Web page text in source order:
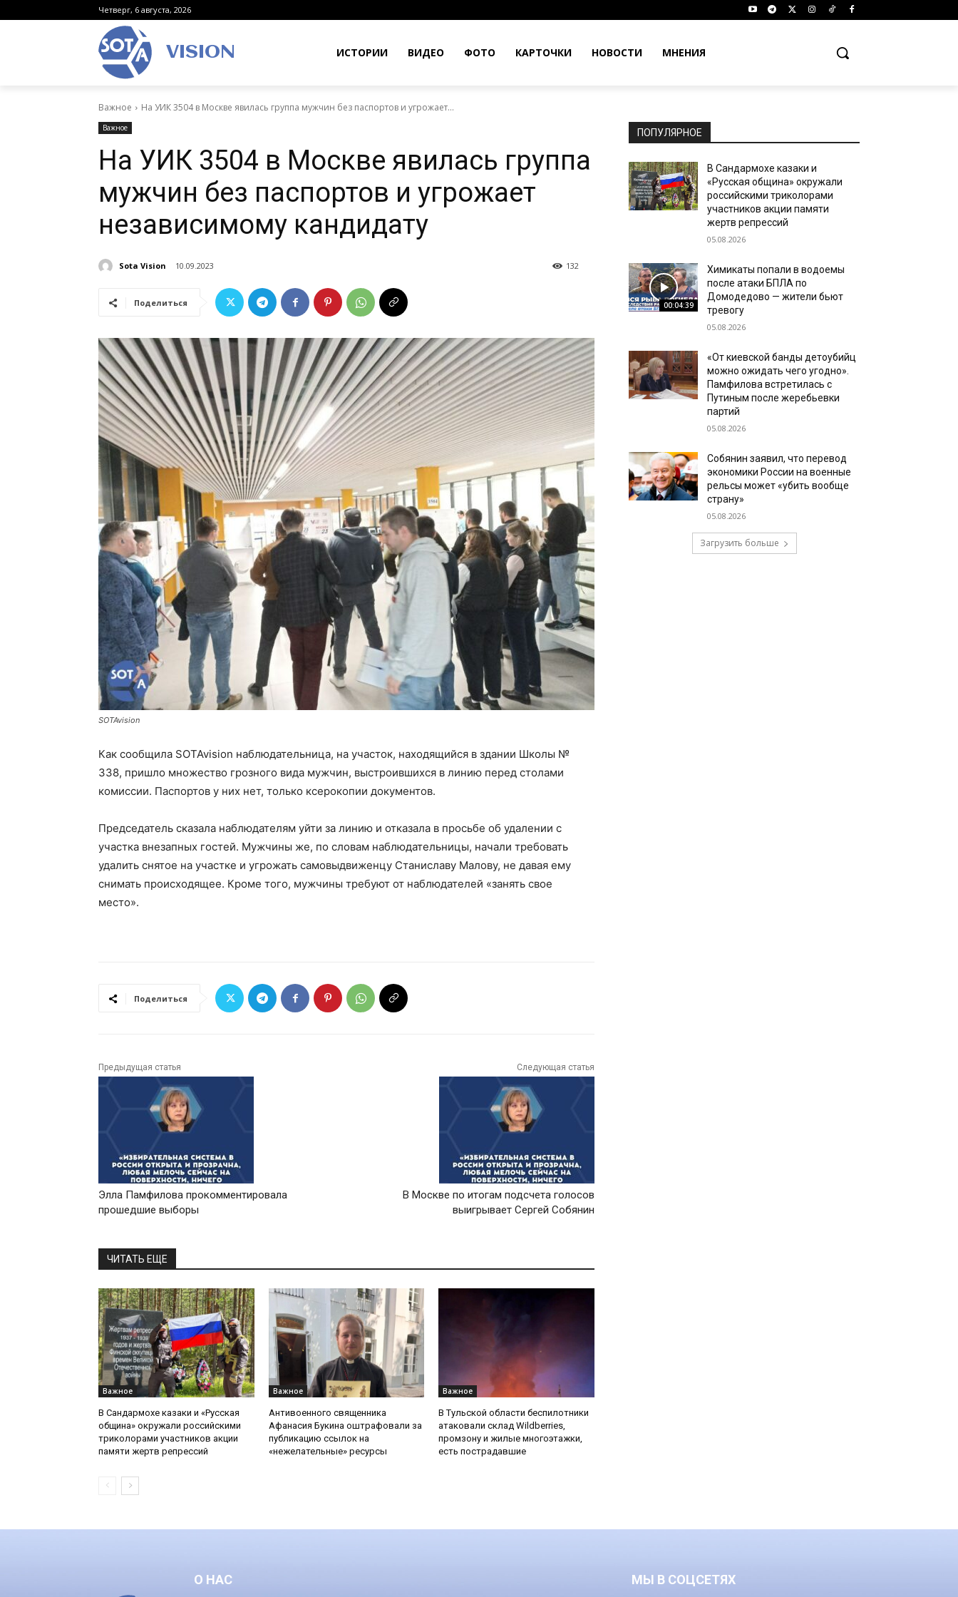
Четверг, 6 августа, 2026
VISION ИСТОРИИ ВИДЕО ФОТО КАРТОЧКИ НОВОСТИ МНЕНИЯ
Важное На УИК 3504 в Москве явилась группа мужчин без паспортов и угрожает...
Важное
На УИК 3504 в Москве явилась группа
мужчин без паспортов и угрожает
независимому кандидату
Sota Vision 10.09.2023 132
Поделиться
SOTAvision
Как сообщила SOTAvision наблюдательница, на участок, находящийся в здании Школы №
338, пришло множество грозного вида мужчин, выстроившихся в линию перед столами
комиссии. Паспортов у них нет, только ксерокопии документов.
Председатель сказала наблюдателям уйти за линию и отказала в просьбе об удалении с
участка внезапных гостей. Мужчины же, по словам наблюдательницы, начали требовать
удалить снятое на участке и угрожать самовыдвиженцу Станиславу Малову, не давая ему
снимать происходящее. Кроме того, мужчины требуют от наблюдателей «занять свое
место».
Поделиться
Предыдущая статья
Элла Памфилова прокомментировала
прошедшие выборы
Следующая статья
В Москве по итогам подсчета голосов
выигрывает Сергей Собянин
ЧИТАТЬ ЕЩЕ
Важное
В Сандармохе казаки и «Русская
община» окружали российскими
триколорами участников акции
памяти жертв репрессий
Важное
Антивоенного священника
Афанасия Букина оштрафовали за
публикацию ссылок на
«нежелательные» ресурсы
Важное
В Тульской области беспилотники
атаковали склад Wildberries,
промзону и жилые многоэтажки,
есть пострадавшие
ПОПУЛЯРНОЕ
В Сандармохе казаки и
«Русская община» окружали
российскими триколорами
участников акции памяти
жертв репрессий
05.08.2026
00:04:39
Химикаты попали в водоемы
после атаки БПЛА по
Домодедово — жители бьют
тревогу
05.08.2026
«От киевской банды детоубийц
можно ожидать чего угодно».
Памфилова встретилась с
Путиным после жеребьевки
партий
05.08.2026
Собянин заявил, что перевод
экономики России на военные
рельсы может «убить вообще
страну»
05.08.2026
Загрузить больше
О НАС МЫ В СОЦСЕТЯХ